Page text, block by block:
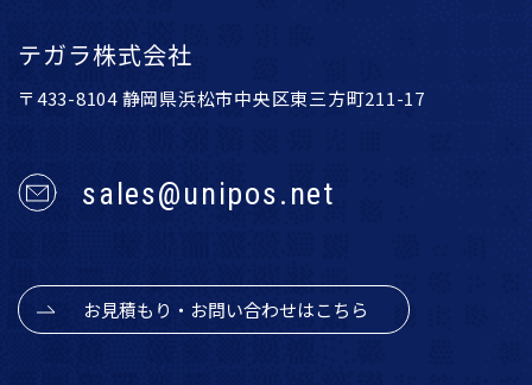
テガラ株式会社
〒433-8104 静岡県浜松市中央区東三方町211-17
sales@unipos.net
お見積もり・お問い合わせはこちら